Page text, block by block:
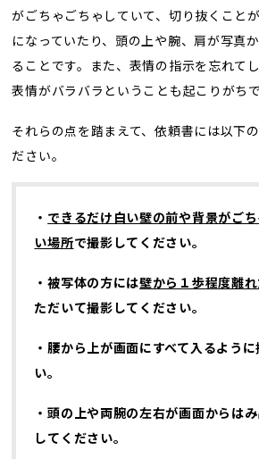
がごちゃごちゃしていて、切り抜くこと
になっていたり、頭の上や腕、肩が写真
ることです。また、表情の指示を忘れて
表情がバラバラということも起こりがちで
それらの点を踏まえて、依頼書には以下
ださい。
・ できるだけ白い壁の前や背景がご
い場所で撮影してください。
・被写体の方には壁から１歩程度離
ただいて撮影してください。
・腰から上が画面にすべて入るよう
い。
・頭の上や両腕の左右が画面からは
してください。